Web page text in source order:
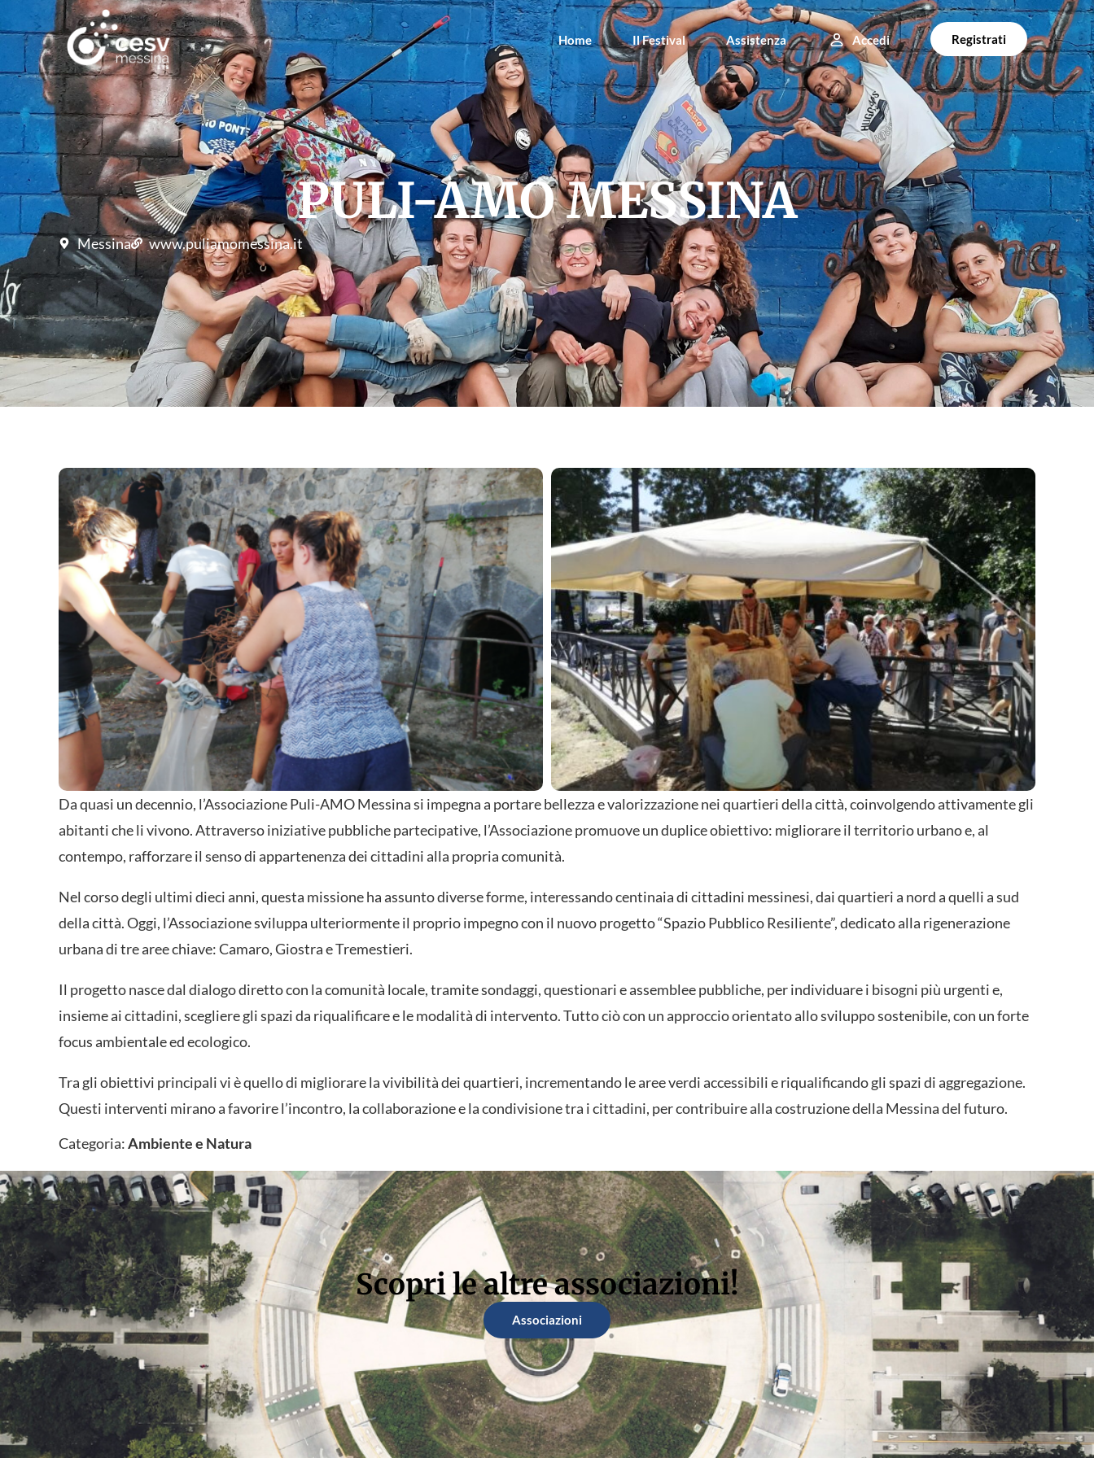
Home Il Festival Assistenza Accedi Registrati
PULI-AMO MESSINA
Messina www.puliamomessina.it
Da quasi un decennio, l’Associazione Puli-AMO Messina si impegna a portare bellezza e valorizzazione nei quartieri della città, coinvolgendo attivamente gli
abitanti che li vivono. Attraverso iniziative pubbliche partecipative, l’Associazione promuove un duplice obiettivo: migliorare il territorio urbano e, al
contempo, rafforzare il senso di appartenenza dei cittadini alla propria comunità.
Nel corso degli ultimi dieci anni, questa missione ha assunto diverse forme, interessando centinaia di cittadini messinesi, dai quartieri a nord a quelli a sud
della città. Oggi, l’Associazione sviluppa ulteriormente il proprio impegno con il nuovo progetto “Spazio Pubblico Resiliente”, dedicato alla rigenerazione
urbana di tre aree chiave: Camaro, Giostra e Tremestieri.
Il progetto nasce dal dialogo diretto con la comunità locale, tramite sondaggi, questionari e assemblee pubbliche, per individuare i bisogni più urgenti e,
insieme ai cittadini, scegliere gli spazi da riqualificare e le modalità di intervento. Tutto ciò con un approccio orientato allo sviluppo sostenibile, con un forte
focus ambientale ed ecologico.
Tra gli obiettivi principali vi è quello di migliorare la vivibilità dei quartieri, incrementando le aree verdi accessibili e riqualificando gli spazi di aggregazione.
Questi interventi mirano a favorire l’incontro, la collaborazione e la condivisione tra i cittadini, per contribuire alla costruzione della Messina del futuro.
Categoria:Ambiente e Natura
Scopri le altre associazioni!
Associazioni